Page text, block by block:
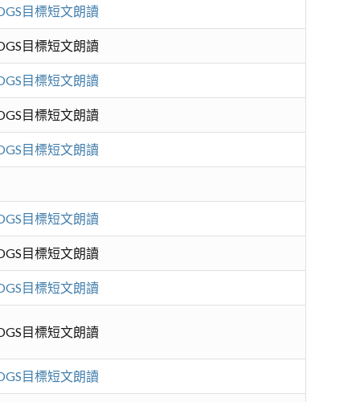
目標短文朗讀
目標短文朗讀
目標短文朗讀
目標短文朗讀
目標短文朗讀
目標短文朗讀
目標短文朗讀
目標短文朗讀
目標短文朗讀
目標短文朗讀